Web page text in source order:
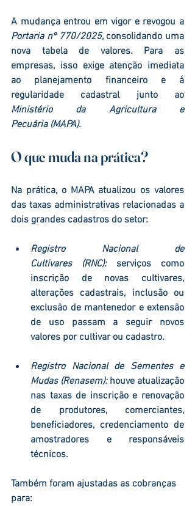
A mudança entrou em vigor e
Portaria nº 770/2025, consolidando uma
nova tabela de valores. Para as
empresas, isso exige atenção imediata
ao planejamento financeiro e à
Ministério da Agricultura e
Pecuária (MAPA).
O que muda na prática?
Na prática, o MAPA atualizou os valores
das taxas administrativas relacionadas a
dois grandes cadastros do setor:
Registro Nacional de
Cultivares (RNC): serviços como
inscrição de novas cultivares,
alterações cadastrais, inclusão ou
exclusão de mantenedor e extensão
de uso passam a seguir novos
valores por cultivar ou cadastro.
Registro Nacional de Sementes e
Mudas (Renasem): houve atualização
nas taxas de inscrição e renovação
de produtores, comerciantes,
beneficiadores, credenciamento de
amostradores e responsáveis
técnicos.
Também foram ajustadas as cobranças
para: